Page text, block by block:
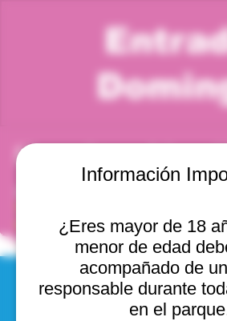
Información
¿Eres mayor de 18
menor de edad
acompañado de
responsable durante
en el
Horario y
del Mar, Valparaíso, Chile